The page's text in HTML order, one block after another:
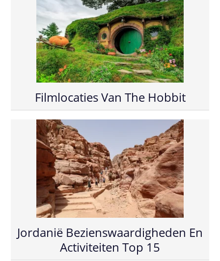
Filmlocaties Van The Hobbit
Jordanië Bezienswaardigheden En
Activiteiten Top 15